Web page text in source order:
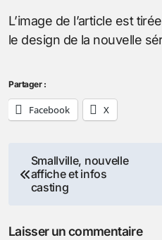
L’image de l’article est
le design de la nouvelle
Partager :
Facebook X
Navigation
de
l’article
Smallville, nouvelle
affiche et infos
casting
Laisser un commentaire